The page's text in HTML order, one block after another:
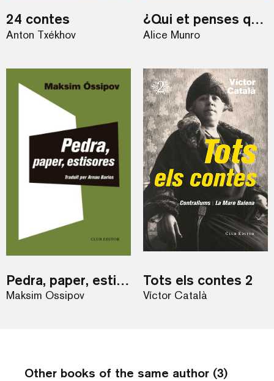
24 contes
Anton Txékhov
¿Qui et penses que ets?
Alice Munro
Pedra, paper, estisores
Maksim Óssipov
Tots els contes 2
Víctor Català
Other books of the same author (3)